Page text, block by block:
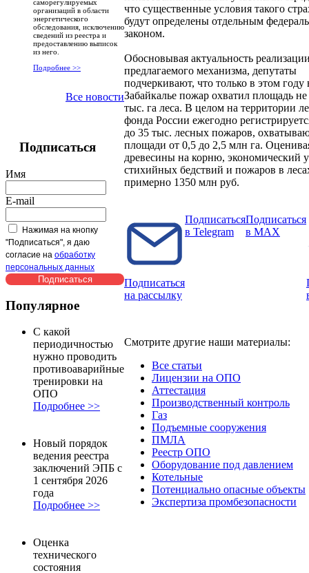
саморегулируемых
организаций в области
энергетического
обследования, исключению
сведений из реестра и
предоставлению выписок
из него.
Подробнее >>
Все новости
Подписаться
Имя
E-mail
Нажимая на кнопку
"Подписаться", я даю
согласие на обработку
персональных данных
Популярное
С какой
периодичностью
нужно проводить
противоаварийные
тренировки на
ОПО
Подробнее >>
Новый порядок
ведения реестра
заключений ЭПБ с
1 сентября 2026
года
Подробнее >>
Оценка
технического
состояния
что существенные условия такого
будут определены отдельным
законом.
Обосновывая актуальность
предлагаемого механизма, депутаты
подчеркивают, что только в этом году
Забайкалье пожар охватил площадь
тыс. га леса. В целом на территории
фонда России ежегодно
до 35 тыс. лесных пожаров,
площади от 0,5 до 2,5 млн га.
древесины на корню, экономический
стихийных бедствий и пожаров в
примерно 1350 млн руб.
Подписаться
на рассылку
Подписаться
в Telegram
Подписаться
в MAX
Смотрите другие наши материалы:
Все статьи
Лицензии на ОПО
Аттестация
Производственный контроль
Газ
Подъемные сооружения
ПМЛА
Реестр ОПО
Оборудование под давлением
Котельные
Потенциально опасные объекты
Экспертиза промбезопасности